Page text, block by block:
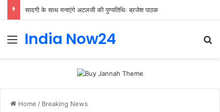
सादगी के साथ मनाएंगे अटलजी की पुण्यतिथिः ब्रजेश पाठक
India Now24
Home / Breaking News